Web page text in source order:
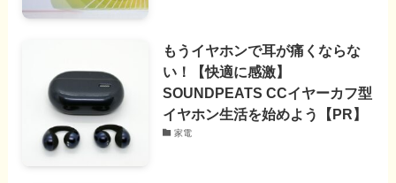
もうイヤホンで耳が痛くならな
い！【快適に感激】
SOUNDPEATS CCイヤーカフ型
イヤホン生活を始めよう【PR】
家電